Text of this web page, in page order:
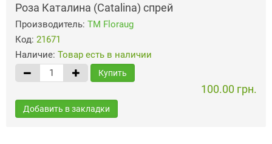
Роза Каталина (Catalina) спрей
Производитель: ТМ Floraug
Код: 21671
Наличие: Товар есть в наличии
Купить
100.00 грн.
Добавить в закладки